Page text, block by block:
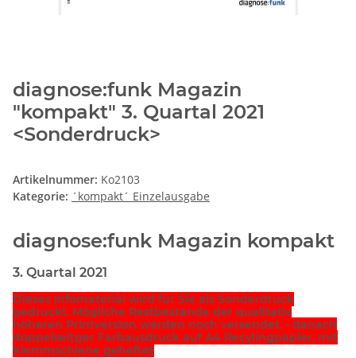
diagnose:funk Magazin
"kompakt" 3. Quartal 2021
<Sonderdruck>
Artikelnummer: Ko2103
Kategorie: ´kompakt´ Einzelausgabe
diagnose:funk Magazin kompakt
3. Quartal 2021
Dieses Infomaterial wird für Sie als Sonderdruck
gedruckt. Mögliche Restbestände der qualitativ
höheren Printversion werden noch versendet. - danach
doppelseitger Farbausdruck auf A4 Recylingpapier, mit
Klemmschiene geheftet